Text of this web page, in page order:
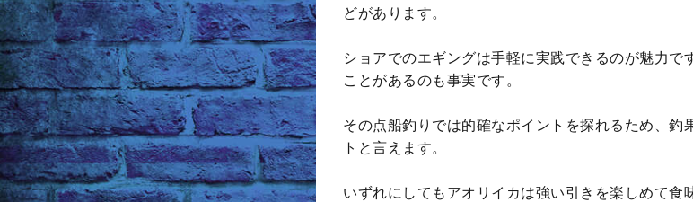
どがあります。
ショアでのエギングは手軽に実践できるのが魅力で
ことがあるのも事実です。
その点船釣りでは的確なポイントを探れるため、釣
トと言えます。
いずれにしてもアオリイカは強い引きを楽しめて食